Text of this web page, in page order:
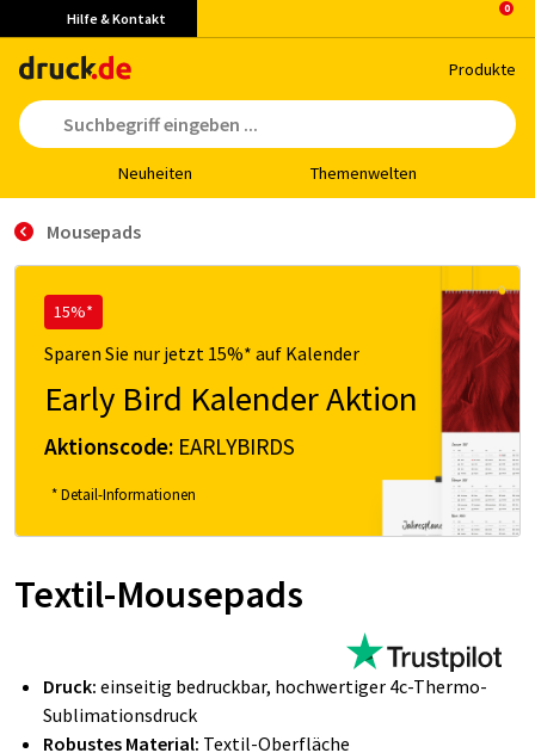
Hilfe & Kontakt
Pro­duk­te
Neu­hei­ten The­men­wel­ten
Mousepads
15%*
Sparen Sie nur jetzt 15%* auf Kalender
Early Bird Kalender Aktion
Aktionscode: EARLYBIRDS
* Detail-Informationen
Textil-Mousepads
Druck: einseitig bedruckbar, hochwertiger 4c-Thermo-
Sublimationsdruck
Robustes Material: Textil-Oberfläche